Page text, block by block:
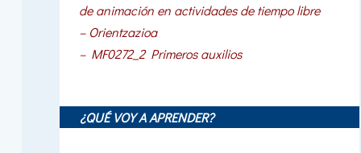
de animación en actividades de tiempo libre
– Orientzazioa
– MF0272_2 Primeros auxilios
¿QUÉ VOY A APRENDER?